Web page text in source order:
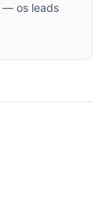
— os leads